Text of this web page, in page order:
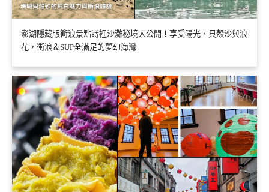
澎湖隱藏版衝浪景點嵵裡沙灘秘境大公開！享受陽光、貝殼沙與浪
花，衝浪＆SUP全滿足的夢幻海灣